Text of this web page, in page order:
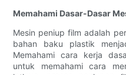
Memahami Dasar-Dasar
Mesin peniup film adalah
bahan baku plastik
Memahami cara kerja
untuk memahami cara